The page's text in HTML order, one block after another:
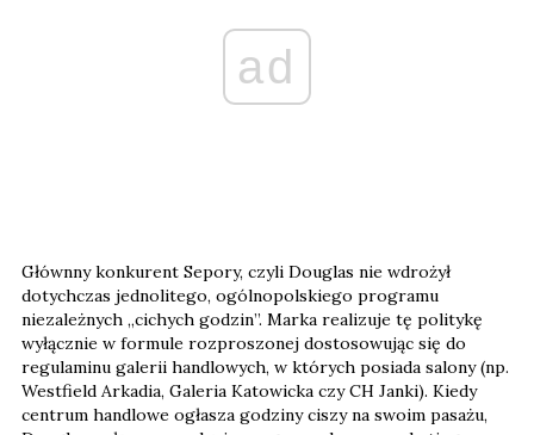
ad
Głównny konkurent Sepory, czyli Douglas nie wdrożył
dotychczas jednolitego, ogólnopolskiego programu
niezależnych „cichych godzin”. Marka realizuje tę politykę
wyłącznie w formule rozproszonej dostosowując się do
regulaminu galerii handlowych, w których posiada salony (np.
Westfield Arkadia, Galeria Katowicka czy CH Janki). Kiedy
centrum handlowe ogłasza godziny ciszy na swoim pasażu,